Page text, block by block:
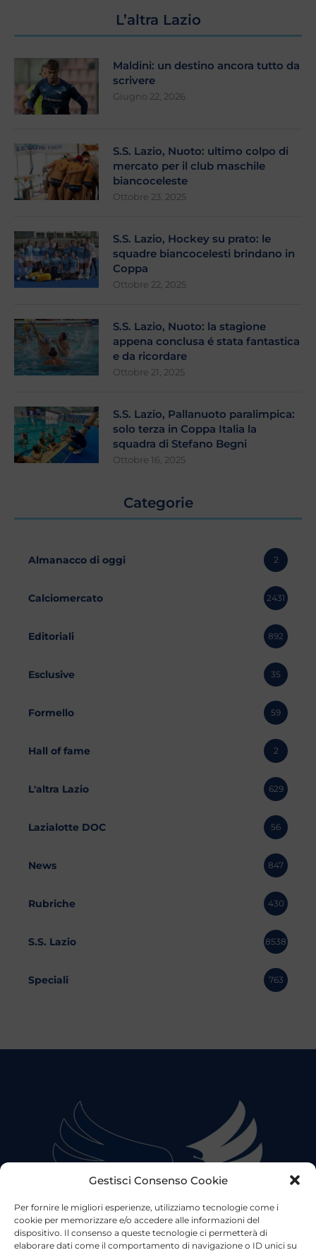
Gestisci Consenso Cookie
Per fornire le migliori esperienze, utilizziamo tecnologie come i
cookie per memorizzare e/o accedere alle informazioni del
dispositivo. Il consenso a queste tecnologie ci permetterà di
elaborare dati come il comportamento di navigazione o ID unici su
L’altra Lazio
Maldini: un destino ancora tutto da
scrivere
Giugno 22, 2026
S.S. Lazio, Nuoto: ultimo colpo di
mercato per il club maschile
biancoceleste
Ottobre 23, 2025
S.S. Lazio, Hockey su prato: le
squadre biancocelesti brindano in
Coppa
Ottobre 22, 2025
S.S. Lazio, Nuoto: la stagione
appena conclusa é stata fantastica
e da ricordare
Ottobre 21, 2025
S.S. Lazio, Pallanuoto paralimpica:
solo terza in Coppa Italia la
squadra di Stefano Begni
Ottobre 16, 2025
Categorie
Almanacco di oggi 2
Calciomercato 2431
Editoriali 892
Esclusive 35
Formello 59
Hall of fame 2
L'altra Lazio 629
Lazialotte DOC 56
News 847
Rubriche 430
S.S. Lazio 8538
Speciali 763